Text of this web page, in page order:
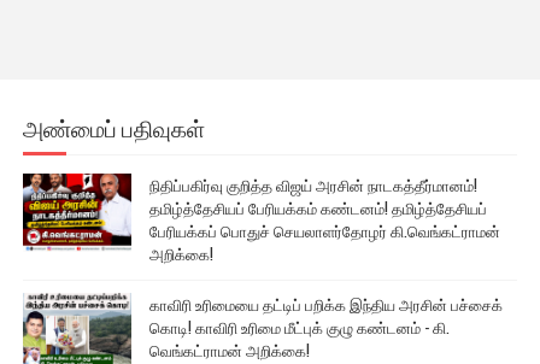
அண்மைப் பதிவுகள்
நிதிப்பகிர்வு குறித்த விஜய் அரசின் நாடகத்தீர்மானம்!
தமிழ்த்தேசியப் பேரியக்கம் கண்டனம்! தமிழ்த்தேசியப்
பேரியக்கப் பொதுச் செயலாளர்தோழர் கி.வெங்கட்ராமன்
அறிக்கை!
காவிரி உரிமையை தட்டிப் பறிக்க இந்திய அரசின் பச்சைக்
கொடி! காவிரி உரிமை மீட்புக் குழு கண்டனம் - கி.
வெங்கட்ராமன் அறிக்கை!